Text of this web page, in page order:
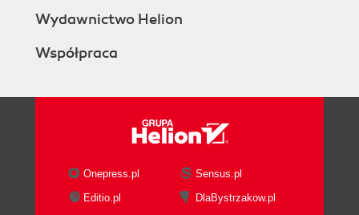
Wydawnictwo Helion
Współpraca
Onepress.pl
Sensus.pl
Editio.pl
DlaBystrzakow.pl